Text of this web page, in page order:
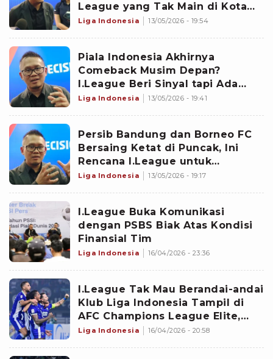
League yang Tak Main di Kota
Sendiri Bisa Kena Pengurangan
Liga Indonesia 13/05/2026 - 19:54
Piala Indonesia Akhirnya
Comeback Musim Depan?
I.League Beri Sinyal tapi Ada
Kendala Besar
Liga Indonesia 13/05/2026 - 19:41
Persib Bandung dan Borneo FC
Bersaing Ketat di Puncak, Ini
Rencana I.League untuk
Penyerahan Piala
Liga Indonesia 13/05/2026 - 19:17
I.League Buka Komunikasi
dengan PSBS Biak Atas Kondisi
Finansial Tim
Liga Indonesia 16/04/2026 - 23:36
I.League Tak Mau Berandai-andai
Klub Liga Indonesia Tampil di
AFC Champions League Elite,
Fokus untuk 2 Wakil di ACL Two
Liga Indonesia 16/04/2026 - 20:58